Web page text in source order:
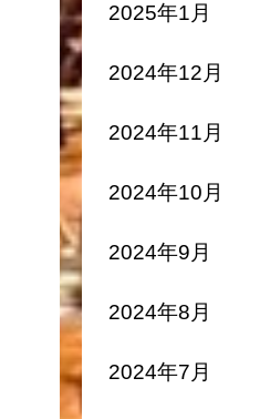
2025年1月
2024年12月
2024年11月
2024年10月
2024年9月
2024年8月
2024年7月